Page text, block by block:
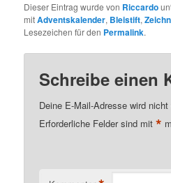
Dieser Eintrag wurde von Riccardo
mitAdventskalender, Bleistift,
Lesezeichen für den Permalink.
Schreibe einen
Deine E-Mail-Adresse wird
Erforderliche Felder sind mit*